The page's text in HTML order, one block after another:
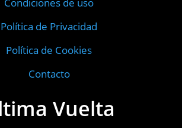
Condiciones de uso
Política de Privacidad
Política de Cookies
Contacto
Vuelta